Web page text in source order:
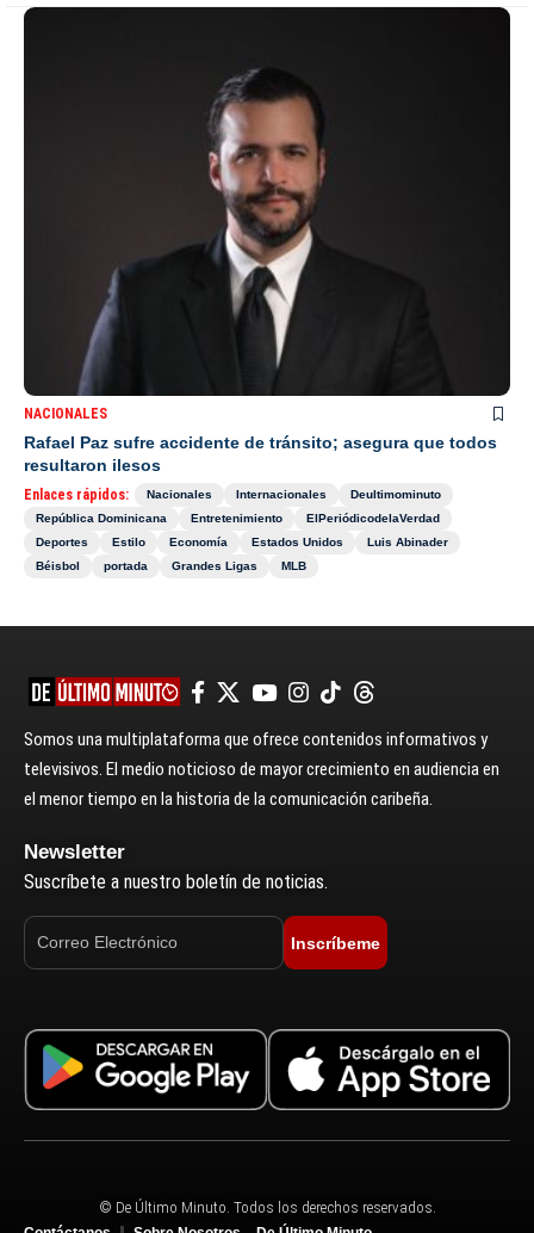
NACIONALES
Rafael Paz sufre accidente de tránsito; asegura que todos
resultaron ilesos
Enlaces rápidos: Nacionales Internacionales
Deultimominuto
República Dominicana
Entretenimiento
ElPeriódicodelaVerdad
Deportes
Estilo Economía Estados Unidos
Luis Abinader
Béisbol
portada Grandes Ligas MLB
Somos una multiplataforma que ofrece contenidos informativos y
televisivos. El medio noticioso de mayor crecimiento en audiencia en
el menor tiempo en la historia de la comunicación caribeña.
Newsletter
Suscríbete a nuestro boletín de noticias.
Inscríbeme
© De Último Minuto. Todos los derechos reservados.